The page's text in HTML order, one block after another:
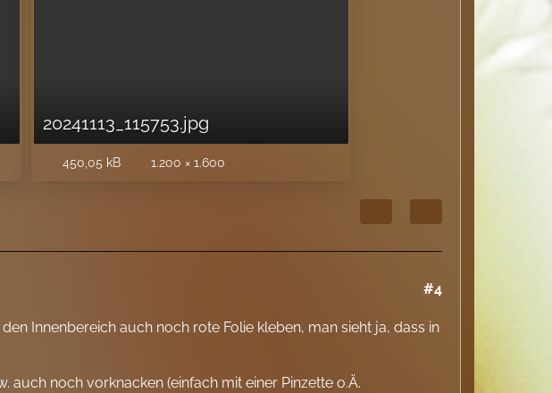
20241113_115753.jpg
450,05 kB 1.200 × 1.600
#4
Innenbereich auch noch rote Folie kleben, man sieht ja, dass in
auch noch vorknacken (einfach mit einer Pinzette o.Ä.